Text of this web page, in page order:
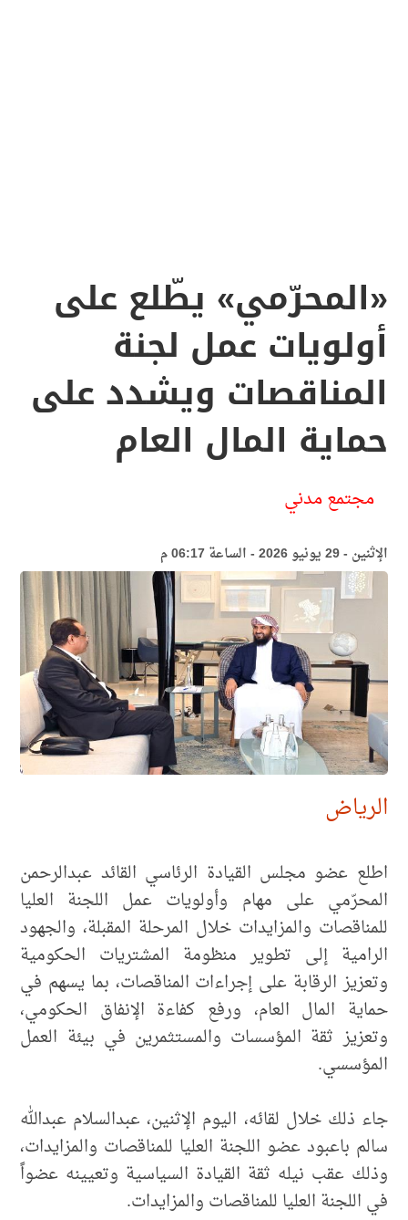
«المحرّمي» يطّلع على
أولويات عمل لجنة
المناقصات ويشدد على
حماية المال العام
مجتمع مدني
الإثنين - 29 يونيو 2026 - الساعة 06:17 م
الرياض
اطلع عضو مجلس القيادة الرئاسي القائد عبدالرحمن
المحرّمي على مهام وأولويات عمل اللجنة العليا
للمناقصات والمزايدات خلال المرحلة المقبلة، والجهود
الرامية إلى تطوير منظومة المشتريات الحكومية
وتعزيز الرقابة على إجراءات المناقصات، بما يسهم في
حماية المال العام، ورفع كفاءة الإنفاق الحكومي،
وتعزيز ثقة المؤسسات والمستثمرين في بيئة العمل
المؤسسي.
جاء ذلك خلال لقائه، اليوم الإثنين، عبدالسلام عبدالله
سالم باعبود عضو اللجنة العليا للمناقصات والمزايدات،
وذلك عقب نيله ثقة القيادة السياسية وتعيينه عضواً
في اللجنة العليا للمناقصات والمزايدات.